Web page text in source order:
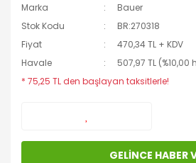
Marka
Bauer
Stok Kodu
BR:270318
Fiyat
470,34 TL + KDV
Havale
507,97 TL
* 75,25 TL den başlayan taksitlerle!
GELİNCE HABER